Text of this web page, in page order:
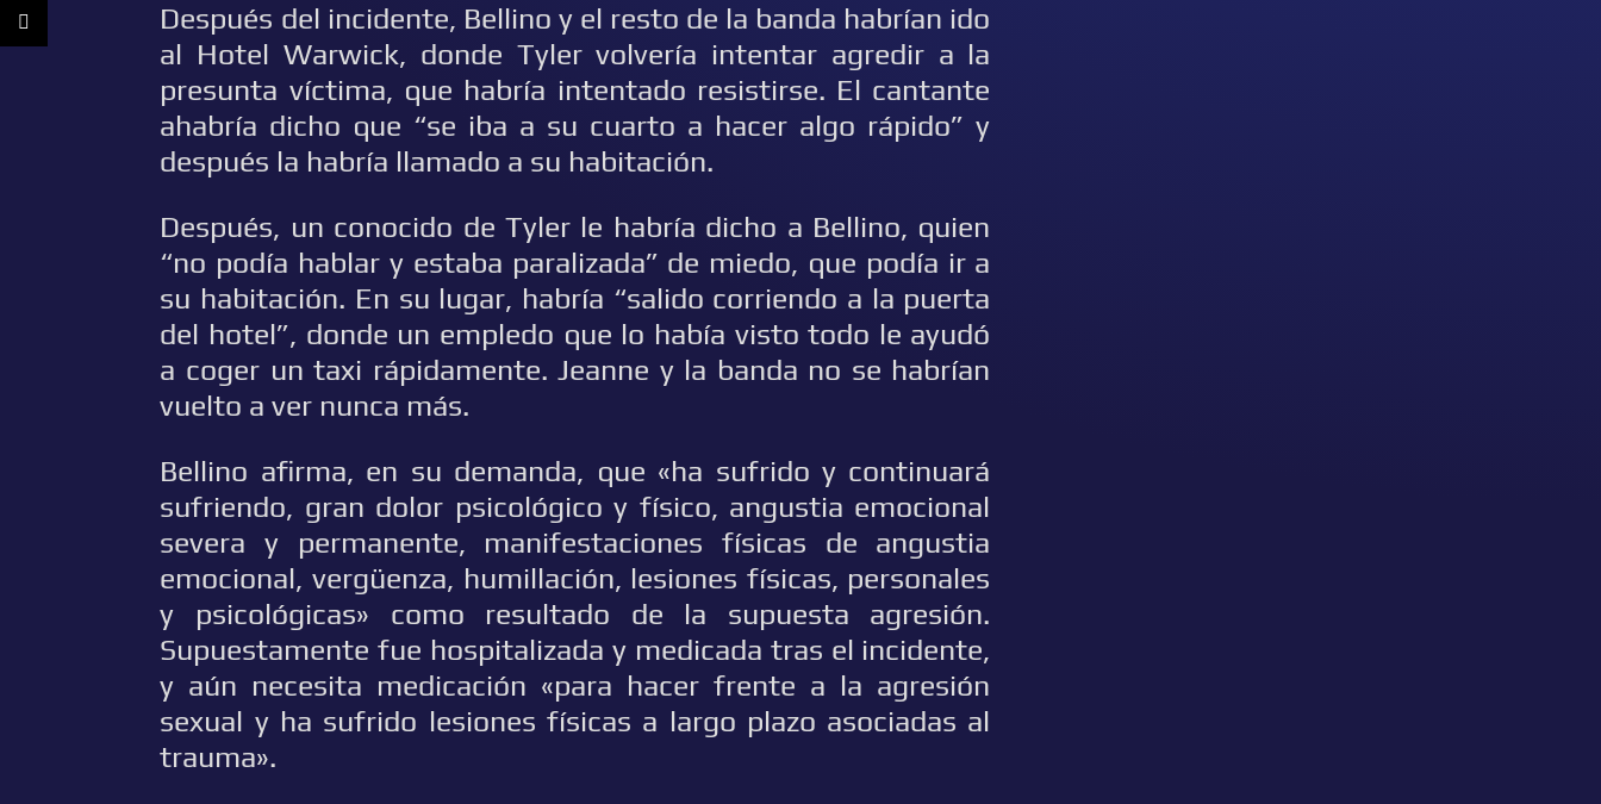
Después del incidente, Bellino y el resto de la banda habrían ido
al Hotel Warwick, donde Tyler volvería intentar agredir a la
presunta víctima, que habría intentado resistirse. El cantante
ahabría dicho que “se iba a su cuarto a hacer algo rápido” y
después la habría llamado a su habitación.
Después, un conocido de Tyler le habría dicho a Bellino, quien
“no podía hablar y estaba paralizada” de miedo, que podía ir a
su habitación. En su lugar, habría “salido corriendo a la puerta
del hotel”, donde un empledo que lo había visto todo le ayudó
a coger un taxi rápidamente. Jeanne y la banda no se habrían
vuelto a ver nunca más.
Bellino afirma, en su demanda, que «ha sufrido y continuará
sufriendo, gran dolor psicológico y físico, angustia emocional
severa y permanente, manifestaciones físicas de angustia
emocional, vergüenza, humillación, lesiones físicas, personales
y psicológicas» como resultado de la supuesta agresión.
Supuestamente fue hospitalizada y medicada tras el incidente,
y aún necesita medicación «para hacer frente a la agresión
sexual y ha sufrido lesiones físicas a largo plazo asociadas al
trauma».